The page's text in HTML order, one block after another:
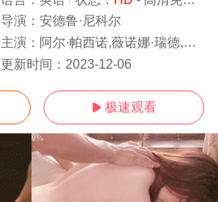
导演： 安德鲁·尼科尔
主演： 阿尔·帕西诺,薇诺娜·瑞德,瑞秋·罗伯茨,凯瑟琳·基纳,埃文·蕾切尔·伍
更新时间： 2023-12-06
 极速观看